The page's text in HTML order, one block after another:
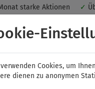
starke Aktionen ✓
Cookies für ein
Ihrem Rechner
Sie bitte hier.
Cookies, um
dienen zu anonymen